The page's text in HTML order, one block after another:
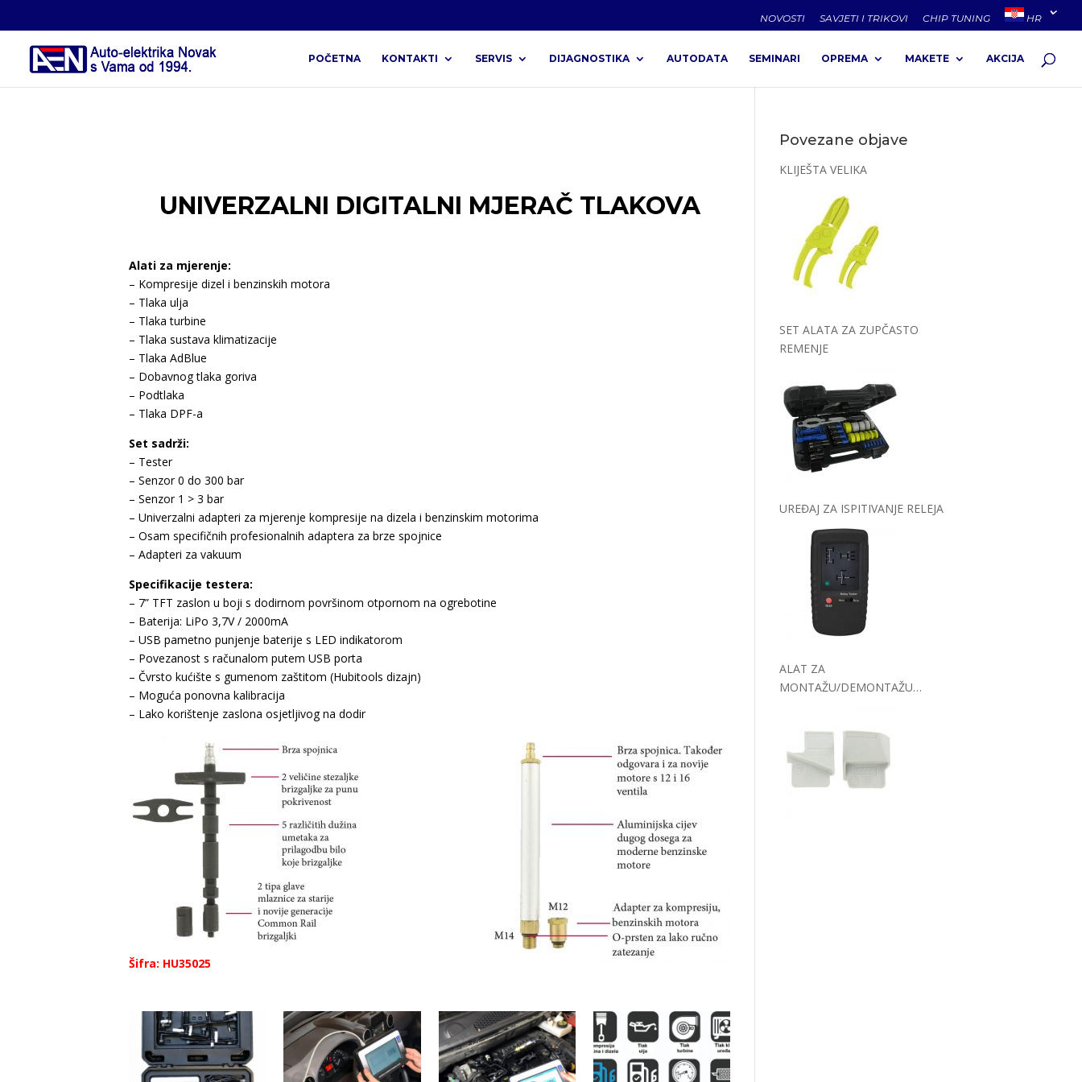
NOVOSTI SAVJETI I TRIKOVI CHIP TUNING HR
POČETNA KONTAKTI SERVIS DIJAGNOSTIKA AUTODATA SEMINARI OPREMA MAKETE AKCIJA
UNIVERZALNI DIGITALNI MJERAČ TLAKOVA
Alati za mjerenje:
– Kompresije dizel i benzinskih motora
– Tlaka ulja
– Tlaka turbine
– Tlaka sustava klimatizacije
– Tlaka AdBlue
– Dobavnog tlaka goriva
– Podtlaka
– Tlaka DPF-a
Set sadrži:
– Tester
– Senzor 0 do 300 bar
– Senzor 1 > 3 bar
– Univerzalni adapteri za mjerenje kompresije na dizela i benzinskim motorima
– Osam specifičnih profesionalnih adaptera za brze spojnice
– Adapteri za vakuum
Specifikacije testera:
– 7” TFT zaslon u boji s dodirnom površinom otpornom na ogrebotine
– Baterija: LiPo 3,7V / 2000mA
– USB pametno punjenje baterije s LED indikatorom
– Povezanost s računalom putem USB porta
– Čvrsto kućište s gumenom zaštitom (Hubitools dizajn)
– Moguća ponovna kalibracija
– Lako korištenje zaslona osjetljivog na dodir
Šifra: HU35025
Povezane objave
KLIJEŠTA VELIKA
SET ALATA ZA ZUPČASTO
REMENJE
UREĐAJ ZA ISPITIVANJE RELEJA
ALAT ZA
MONTAŽU/DEMONTAŽU